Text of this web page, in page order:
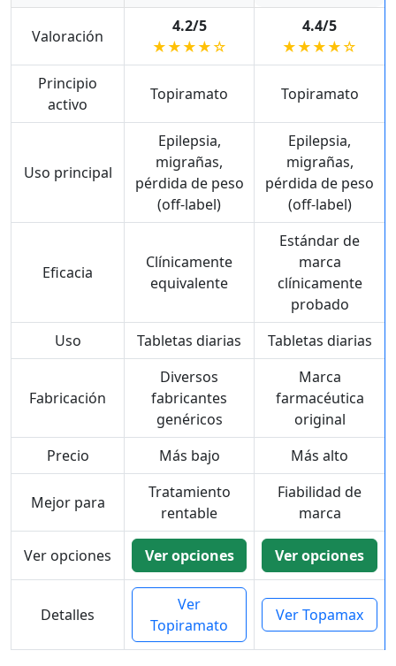
Valoración
4.2/5
★★★★☆
4.4/5
★★★★☆
Principio
activo
Topiramato Topiramato
Uso principal
Epilepsia,
migrañas,
pérdida de peso
(off-label)
Epilepsia,
migrañas,
pérdida de peso
(off-label)
Eficacia
Clínicamente
equivalente
Estándar de
marca
clínicamente
probado
Uso
Tabletas diarias Tabletas diarias
Fabricación
Diversos
fabricantes
genéricos
Marca
farmacéutica
original
Precio
Más bajo Más alto
Mejor para
Tratamiento
rentable
Fiabilidad de
marca
Ver opciones Ver opciones Ver opciones
Detalles
Ver
Topiramato
Ver Topamax